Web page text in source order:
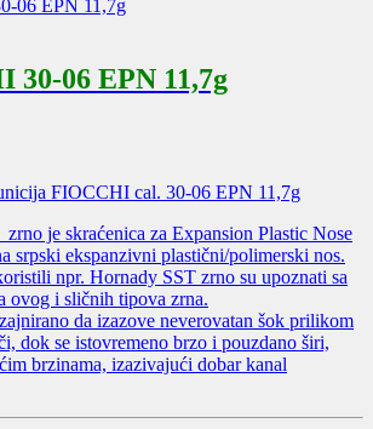
30-06 EPN 11,7g
FIOCCHI cal. 30-06 EPN 11,7g
je skraćenica za Expansion Plastic Nose
srpski ekspanzivni plastični/polimerski nos.
npr. Hornady SST zrno su upoznati sa
ovog i sličnih tipova zrna.
da izazove neverovatan šok prilikom
dok se istovremeno brzo i pouzdano širi,
brzinama, izazivajući dobar kanal